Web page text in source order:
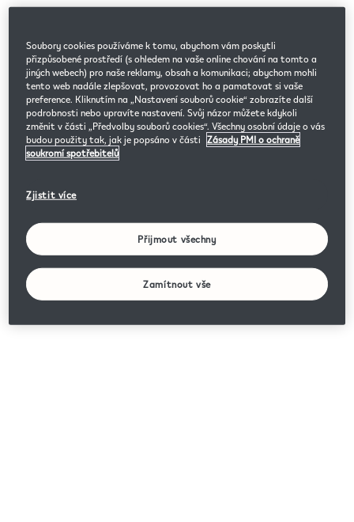
Soubory cookies používáme k tomu, abychom vám poskytli
přizpůsobené prostředí (s ohledem na vaše online chování na tomto a
jiných webech) pro naše reklamy, obsah a komunikaci; abychom mohli
tento web nadále zlepšovat, provozovat ho a pamatovat si vaše
preference. Kliknutím na „Nastavení souborů cookie“ zobrazíte další
podrobnosti nebo upravíte nastavení. Svůj názor můžete kdykoli
změnit v části „Předvolby souborů cookies“. Všechny osobní údaje o vás
budou použity tak, jak je popsáno v části Zásady PMI o ochraně
soukromí spotřebitelů
Zjistit více
Přijmout všechny
Zamítnout vše